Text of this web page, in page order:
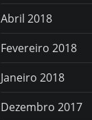
Abril 2018
Fevereiro 2018
Janeiro 2018
Dezembro 2017